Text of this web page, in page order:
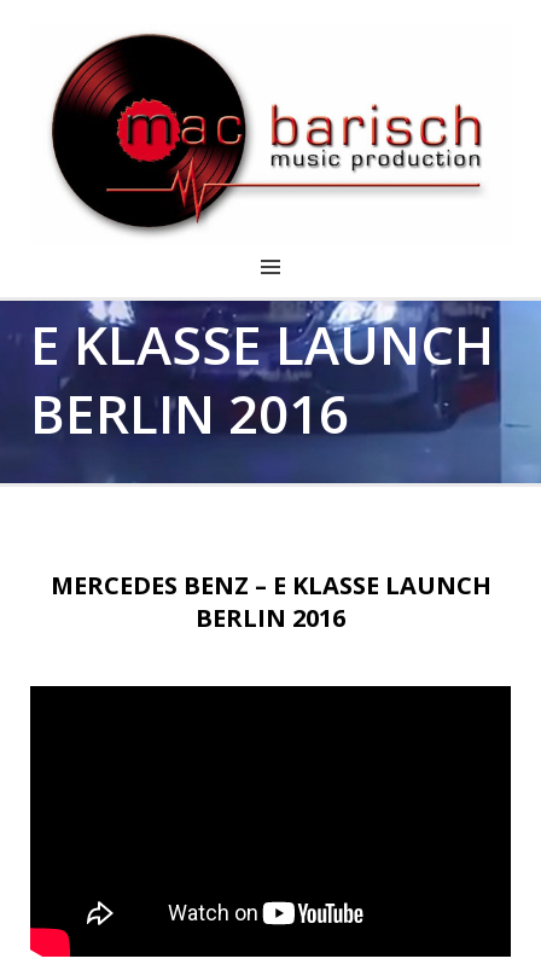
TONSTUDIO IN KARLSRUHE
– MUSIKPRODUKTION MAC
BARISCH
MERCEDES BENZ –
E KLASSE LAUNCH
BERLIN 2016
MERCEDES BENZ – E KLASSE LAUNCH
BERLIN 2016